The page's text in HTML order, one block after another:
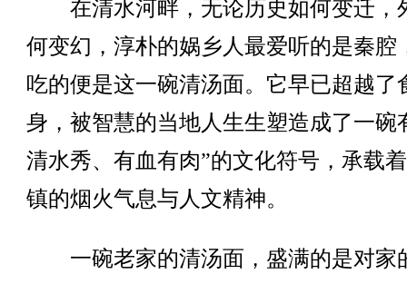
在清水河畔，无论历史如何变迁，
何变幻，淳朴的娲乡人最爱听的是秦腔
吃的便是这一碗清汤面。它早已超越了
身，被智慧的当地人生生塑造成了一碗
清水秀、有血有肉”的文化符号，承载
镇的烟火气息与人文精神。
一碗老家的清汤面，盛满的是对家